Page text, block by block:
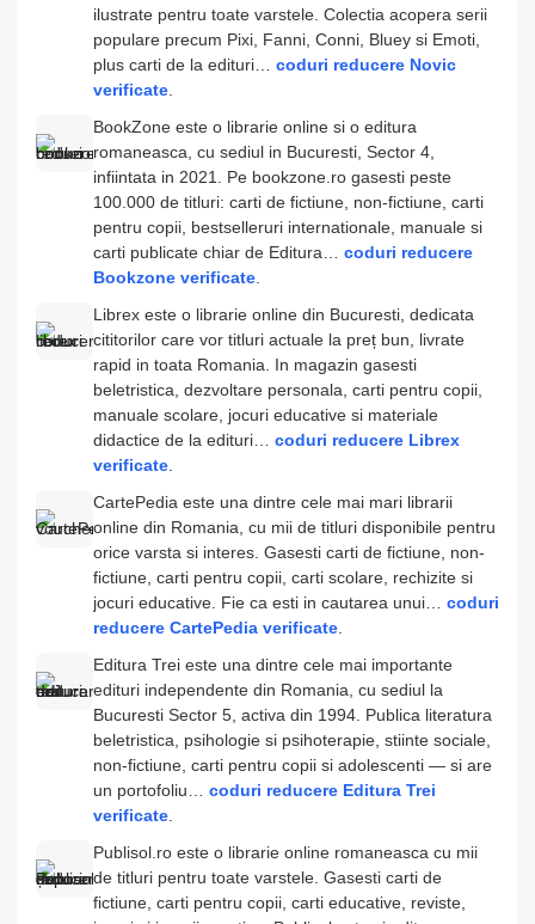
ilustrate pentru toate varstele. Colectia acopera serii
populare precum Pixi, Fanni, Conni, Bluey si Emoti,
plus carti de la edituri… coduri reducere Novic
verificate
BookZone este o librarie online si o editura
romaneasca, cu sediul in Bucuresti, Sector 4,
infiintata in 2021. Pe bookzone.ro gasesti peste
100.000 de titluri: carti de fictiune, non-fictiune, carti
pentru copii, bestselleruri internationale, manuale si
carti publicate chiar de Editura… coduri reducere
Bookzone verificate
Librex este o librarie online din Bucuresti, dedicata
cititorilor care vor titluri actuale la preț bun, livrate
rapid in toata Romania. In magazin gasesti
beletristica, dezvoltare personala, carti pentru copii,
manuale scolare, jocuri educative si materiale
didactice de la edituri… coduri reducere Librex
verificate
CartePedia este una dintre cele mai mari librarii
online din Romania, cu mii de titluri disponibile pentru
orice varsta si interes. Gasesti carti de fictiune, non-
fictiune, carti pentru copii, carti scolare, rechizite si
jocuri educative. Fie ca esti in cautarea unui… coduri
reducere CartePedia verificate
Editura Trei este una dintre cele mai importante
edituri independente din Romania, cu sediul la
Bucuresti Sector 5, activa din 1994. Publica literatura
beletristica, psihologie si psihoterapie, stiinte sociale,
non-fictiune, carti pentru copii si adolescenti — si are
un portofoliu… coduri reducere Editura Trei
verificate
Publisol.ro este o librarie online romaneasca cu mii
de titluri pentru toate varstele. Gasesti carti de
fictiune, carti pentru copii, carti educative, reviste,